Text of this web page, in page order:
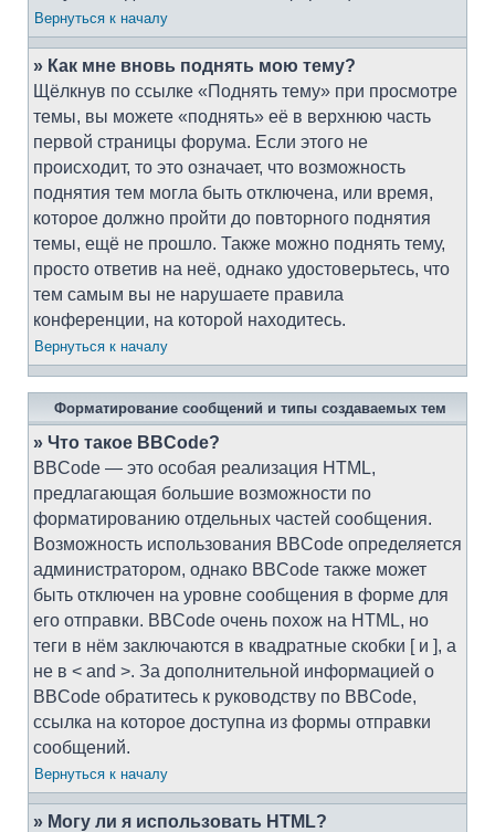
Вернуться к началу
» Как мне вновь поднять мою тему?
Щёлкнув по ссылке «Поднять тему» при просмотре
темы, вы можете «поднять» её в верхнюю часть
первой страницы форума. Если этого не
происходит, то это означает, что возможность
поднятия тем могла быть отключена, или время,
которое должно пройти до повторного поднятия
темы, ещё не прошло. Также можно поднять тему,
просто ответив на неё, однако удостоверьтесь, что
тем самым вы не нарушаете правила
конференции, на которой находитесь.
Вернуться к началу
Форматирование сообщений и типы создаваемых тем
» Что такое BBCode?
BBCode — это особая реализация HTML,
предлагающая большие возможности по
форматированию отдельных частей сообщения.
Возможность использования BBCode определяется
администратором, однако BBCode также может
быть отключен на уровне сообщения в форме для
его отправки. BBCode очень похож на HTML, но
теги в нём заключаются в квадратные скобки [ и ], а
не в < and >. За дополнительной информацией о
BBCode обратитесь к руководству по BBCode,
ссылка на которое доступна из формы отправки
сообщений.
Вернуться к началу
» Могу ли я использовать HTML?